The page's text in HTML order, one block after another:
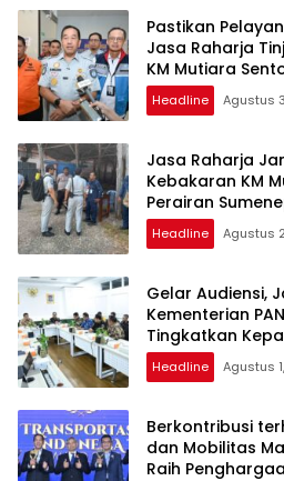
Pastikan
Jasa Raharja
KM Mutiara
Headline Agustus
Jasa Raharja
Kebakaran KM
Perairan
Headline Agustus
Gelar Audiensi,
Kementerian
Tingkatkan
Headline Agustus
Berkontribusi
dan Mobilitas
Raih